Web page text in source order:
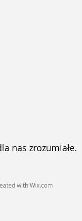
nas zrozumiałe.
withWix.com